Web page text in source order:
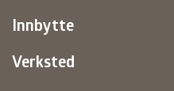
Innbytte
Verksted